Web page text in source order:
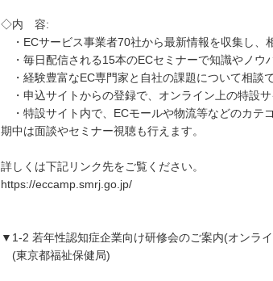
◇内 容:
・ECサービス事業者70社から最新情報を収集し、
・毎日配信される15本のECセミナーで知識やノウ
・経験豊富なEC専門家と自社の課題について相談で
・申込サイトからの登録で、オンライン上の特設
・特設サイト内で、ECモールや物流等などのカテ
期中は面談やセミナー視聴も行えます。
詳しくは下記リンク先をご覧ください。
https://eccamp.smrj.go.jp/
▼1-2 若年性認知症企業向け研修会のご案内(オンラ
(東京都福祉保健局)